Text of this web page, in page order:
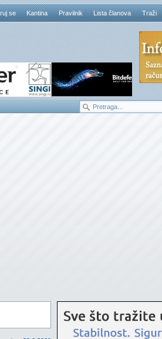
se Kantina Pravilnik Lista članova Traži